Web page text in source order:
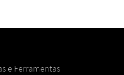
e Ferramentas